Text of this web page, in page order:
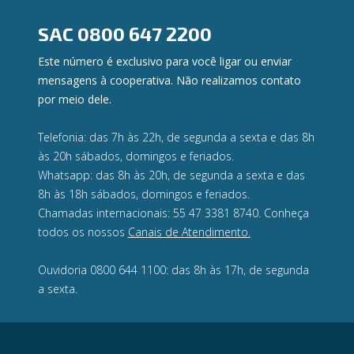
SAC 0800 647 2200
Este número é exclusivo para você ligar ou enviar
mensagens à cooperativa. Não realizamos contato
por meio dele.
Telefonia: das 7h às 22h, de segunda a sexta e das 8h
às 20h sábados, domingos e feriados.
Whatsapp: das 8h às 20h, de segunda a sexta e das
8h às 18h sábados, domingos e feriados.
Chamadas internacionais: 55 47 3381 8740. Conheça
todos os nossos Canais de Atendimento.
Ouvidoria 0800 644 1100: das 8h às 17h, de segunda
a sexta.